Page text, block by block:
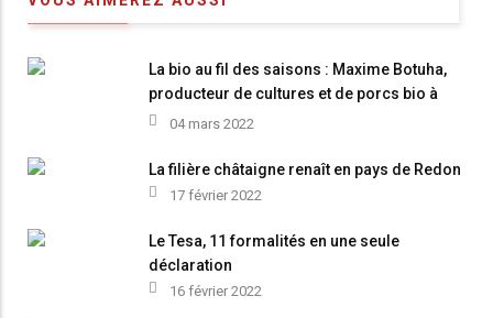
La bio au fil des saisons : Maxime Botuha,
producteur de cultures et de porcs bio à
Pluvigner (56)
04 mars 2022
La filière châtaigne renaît en pays de Redon
17 février 2022
Le Tesa, 11 formalités en une seule
déclaration
16 février 2022